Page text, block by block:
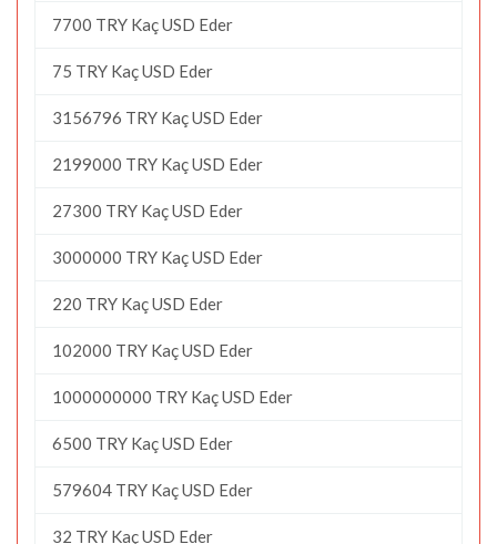
7700 TRY Kaç USD Eder
75 TRY Kaç USD Eder
3156796 TRY Kaç USD Eder
2199000 TRY Kaç USD Eder
27300 TRY Kaç USD Eder
3000000 TRY Kaç USD Eder
220 TRY Kaç USD Eder
102000 TRY Kaç USD Eder
1000000000 TRY Kaç USD Eder
6500 TRY Kaç USD Eder
579604 TRY Kaç USD Eder
32 TRY Kaç USD Eder